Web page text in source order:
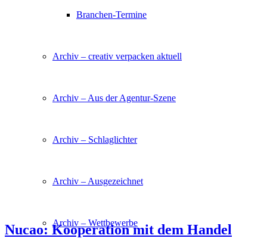
Branchen-Termine
Archiv – creativ verpacken aktuell
Archiv – Aus der Agentur-Szene
Archiv – Schlaglichter
Archiv – Ausgezeichnet
Archiv – Wettbewerbe
Nucao: Kooperation mit dem Handel